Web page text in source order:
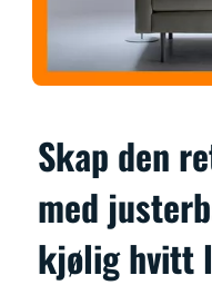
Skap den
med
kjølig hvitt